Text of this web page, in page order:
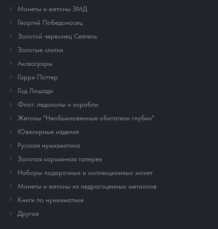
Монеты и жетоны ЗМД
Георгий Победоносец
Золотой червонец Сеятель
Золотые слитки
Аксессуары
Гарри Поттер
Год Лошади
Флот: ледоколы и корабли
Жетоны "Необыкновенные обитатели глубин"
Ювелирные изделия
Русская нумизматика
Золотая карманная галерея
Наборы подарочных и коллекционных монет
Монеты и жетоны из недрагоценных металлов
Книги по нумизматике
Другое